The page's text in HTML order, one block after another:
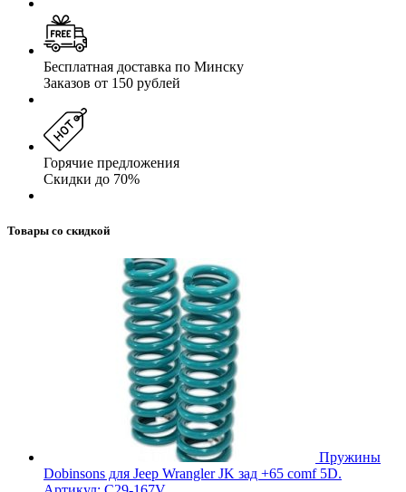
Бесплатная доставка по Минску
Заказов от 150 рублей
Горячие предложения
Скидки до 70%
Товары со скидкой
Пружины
Dobinsons для Jeep Wrangler JK зад +65 comf 5D.